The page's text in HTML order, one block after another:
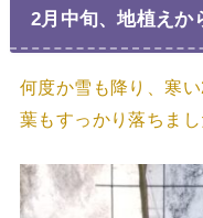
2月中旬、地植えか
何度か雪も降り、寒
葉もすっかり落ちまし